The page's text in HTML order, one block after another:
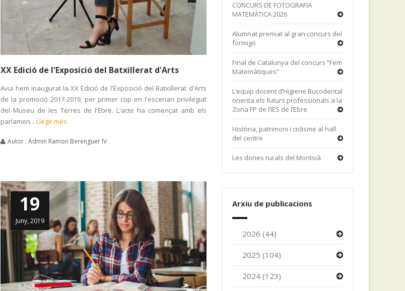
XX Edició de l'Exposició del Batxillerat d'Arts
Avui hem inaugurat la XX Edició de l'Exposició del Batxillerat d'Arts
de la promoció 2017-2019, per primer cop en l'escenari privilegiat
del Museu de les Terres de l'Ebre. L'acte ha començat amb els
parlamen... Llegir més
Autor : Admin Ramon Berenguer IV
19
Juny, 2019
CONCURS DE FOTOGRAFIA
MATEMÀTICA 2026
Alumnat premiat al gran concurs del
formigó
Final de Catalunya del concurs “Fem
Matemàtiques”
L’equip docent d’Higiene Bucodental
orienta els futurs professionals a la
Zona FP de l’IES de l’Ebre
Història, patrimoni i ciclisme al hall
del centre
Les dones rurals del Montsià
Arxiu de publicacions
2026 (44)
2025 (104)
2024 (123)